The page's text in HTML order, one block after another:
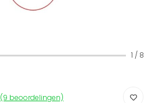
1 / 8
(9 beoordelingen)